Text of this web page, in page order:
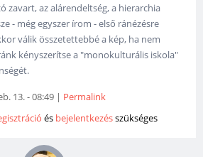
zavart, az alárendeltség, a hierarchia
- még egyszer írom - első ránézésre
válik összetettebbé a kép, ha nem
kényszerítse a "monokulturális iskola"
13. - 08:49 | Permalink
és bejelentkezésszükséges